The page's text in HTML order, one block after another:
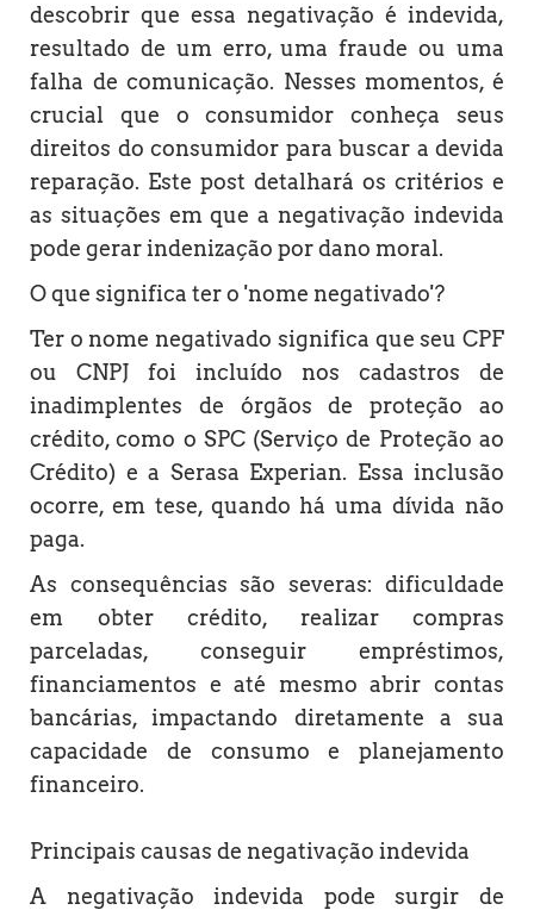
descobrir que essa negativação é indevida,
resultado de um erro, uma fraude ou uma
falha de comunicação. Nesses momentos, é
crucial que o consumidor conheça seus
direitos do consumidor para buscar a devida
reparação. Este post detalhará os critérios e
as situações em que a negativação indevida
pode gerar indenização por dano moral.
O que significa ter o 'nome negativado'?
Ter o nome negativado significa que seu CPF
ou CNPJ foi incluído nos cadastros de
inadimplentes de órgãos de proteção ao
crédito, como o SPC (Serviço de Proteção ao
Crédito) e a Serasa Experian. Essa inclusão
ocorre, em tese, quando há uma dívida não
paga.
As consequências são severas: dificuldade
em obter crédito, realizar compras
parceladas, conseguir empréstimos,
financiamentos e até mesmo abrir contas
bancárias, impactando diretamente a sua
capacidade de consumo e planejamento
financeiro.
Principais causas de negativação indevida
A negativação indevida pode surgir de